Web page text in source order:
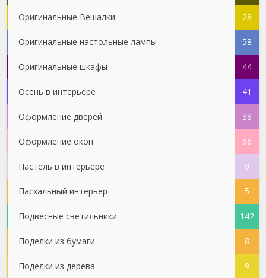
Оригинальные Вешалки 28
Оригинальные настольные лампы 58
Оригинальные шкафы 44
Осень в интерьере 41
Оформление дверей 38
Оформление окон 66
Пастель в интерьере 9
Пасхальный интерьер 5
Подвесные светильники 142
Поделки из бумаги 8
Поделки из дерева 9